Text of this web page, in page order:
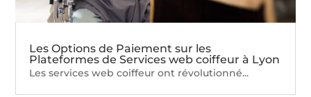
Les Options de Paiement sur les
Plateformes de Services web coiffeur à Lyon
Les services web coiffeur ont révolutionné...